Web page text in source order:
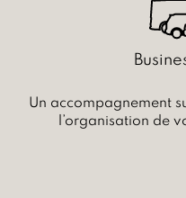
Un accompagnement
l’organisation de